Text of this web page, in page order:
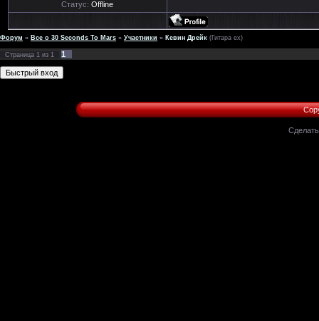
Статус:Offline
Форум » Все о 30 Seconds To Mars » Участники » Кевин Дрейк (Гитара ex)
Страница 1 из 1 1